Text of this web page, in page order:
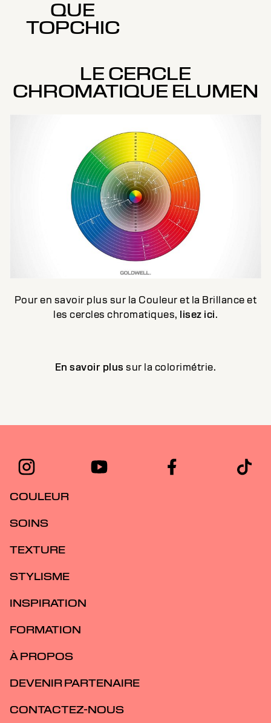
QUE
TOPCHIC
LE CERCLE
CHROMATIQUE ELUMEN
Pour en savoir plus sur la Couleur et la Brillance et
les cercles chromatiques, lisez ici.
En savoir plus sur la colorimétrie.
COULEUR
SOINS
TEXTURE
STYLISME
INSPIRATION
FORMATION
À PROPOS
DEVENIR PARTENAIRE
CONTACTEZ-NOUS